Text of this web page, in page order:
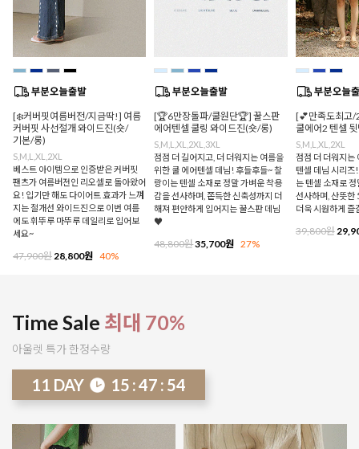
[❄️커버핏여름버전/지금딱!] 여름
커버핏 사선절개 와이드진(숏/
기본/롱)
S,M,L,XL,2XL
베스트 아이템으로 인증받은 커버핏
팬츠가 여름버전인 리오셀로 돌아왔어
요! 입기만 해도 다이어트 효과가 느껴
지는 절개선 와이드진으로 이번 여름
에도 휘뚜루 마뚜루 데일리로 입어보
세요~
47,900원 28,800원 40%
[🏆6만장돌파/쿨원단🏆] 꿀스판
에어텐셀 쿨링 와이드진(숏/롱)
S,M,L,XL,2XL,3XL
점점 더 길어지고, 더 더워지는 여름을
위한 쿨 에어텐셀 데님! 후들후들~ 찰
랑이는 텐셀 소재로 정말 가벼운 착용
감을 선사하며, 쫀득한 신축성까지 더
해져 편안하게 입어지는 꿀스판 데님
♥
48,800원35,700원 27%
[💕만족도최고/
쿨에어2 텐셀
S,M,L,XL,2XL
점점 더 더워지는
텐셀 데님 시리즈
는 텐셀 소재로
선사하며, 산뜻한
더욱 시원하게
39,800원
Time Sale 최대 70%
아울렛 특가 한정수량
11 DAY 15 :47 : 49